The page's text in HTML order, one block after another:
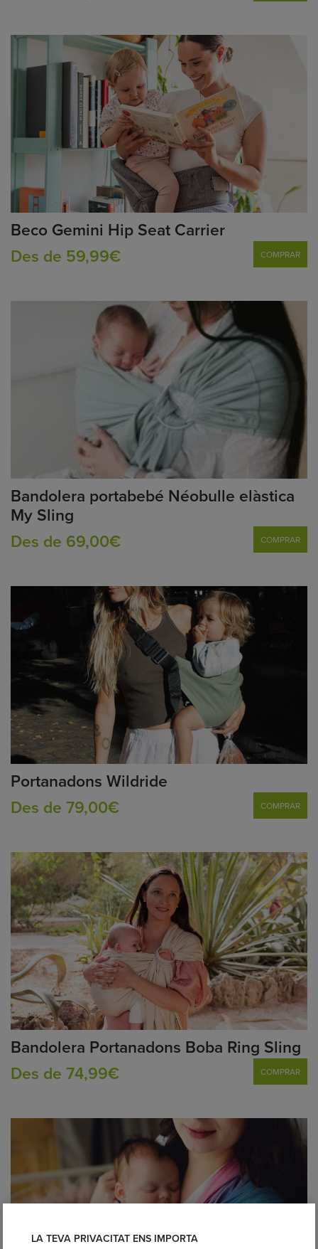
Beco Gemini Hip Seat Carrier
Des de 59,99€
COMPRAR
Bandolera portabebé Néobulle elàstica
My Sling
Des de 69,00€
COMPRAR
Portanadons Wildride
Des de 79,00€
COMPRAR
Bandolera Portanadons Boba Ring Sling
Des de 74,99€
COMPRAR
LA TEVA PRIVACITAT ENS IMPORTA